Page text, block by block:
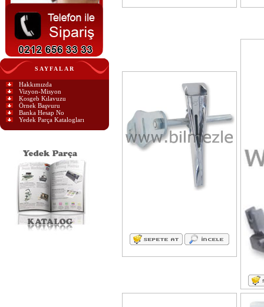
SAYFALAR
Hakkımızda
Vizyon-Misyon
Kosgeb Kılavuzu
Örnek Başvuru
Banka Hesap No
Yedek Parça Katalogları